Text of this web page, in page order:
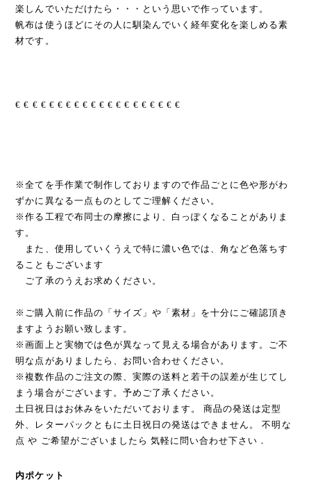
楽しんでいただけたら・・・という思いで作っています。
帆布は使うほどにその人に馴染んでいく経年変化を楽しめる素
材です。
€ € € € € € € € € € € € € € € € € € € €
※全てを手作業で制作しておりますので作品ごとに色や形がわ
ずかに異なる一点ものとしてご理解ください。
※作る工程で布同士の摩擦により、白っぽくなることがありま
す。
また、使用していくうえで特に濃い色では、角など色落ちす
ることもございます
ご了承のうえお求めください。
※ご購入前に作品の「サイズ」や「素材」を十分にご確認頂き
ますようお願い致します。
※画面上と実物では色が異なって見える場合があります。ご不
明な点がありましたら、お問い合わせください。
※複数作品のご注文の際、実際の送料と若干の誤差が生じてし
まう場合がございます。予めご了承ください。
土日祝日はお休みをいただいております。 商品の発送は定型
外、レターパックともに土日祝日の発送はできません。 不明な
点 や ご希望がございましたら 気軽に問い合わせ下さい．
内ポケット